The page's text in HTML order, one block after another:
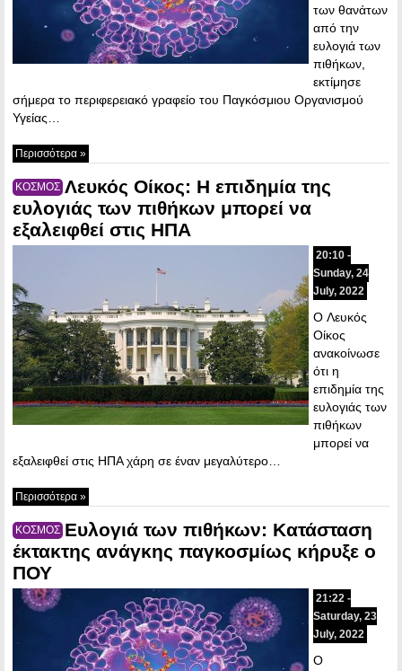
των θανάτων
από την
ευλογιά των
πιθήκων,
εκτίμησε
σήμερα το περιφερειακό γραφείο του Παγκόσμιου Οργανισμού
Υγείας…
Περισσότερα »
ΚΟΣΜΟΣ Λευκός Οίκος: Η επιδημία της
ευλογιάς των πιθήκων μπορεί να
εξαλειφθεί στις ΗΠΑ
20:10 -
Sunday, 24
July, 2022
O Λευκός
Οίκος
ανακοίνωσε
ότι η
επιδημία της
ευλογιάς των
πιθήκων
μπορεί να
εξαλειφθεί στις ΗΠΑ χάρη σε έναν μεγαλύτερο…
Περισσότερα »
ΚΟΣΜΟΣ Eυλογιά των πιθήκων: Κατάσταση
έκτακτης ανάγκης παγκοσμίως κήρυξε ο
ΠΟΥ
21:22 -
Saturday, 23
July, 2022
Ο